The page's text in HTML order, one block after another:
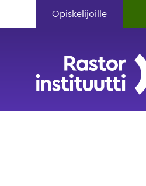
Opiskelijoille